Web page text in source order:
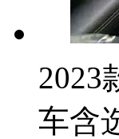
2023
车含